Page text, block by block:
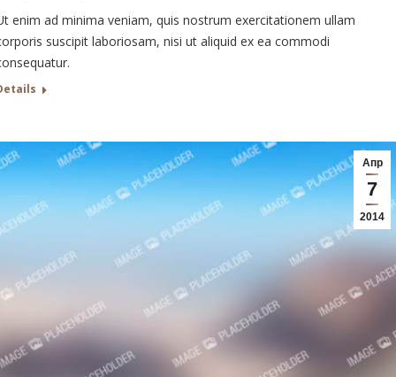
enim ad minima veniam, quis nostrum exercitationem ullam
suscipit laboriosam, nisi ut aliquid ex ea commodi
Апр
7
2014